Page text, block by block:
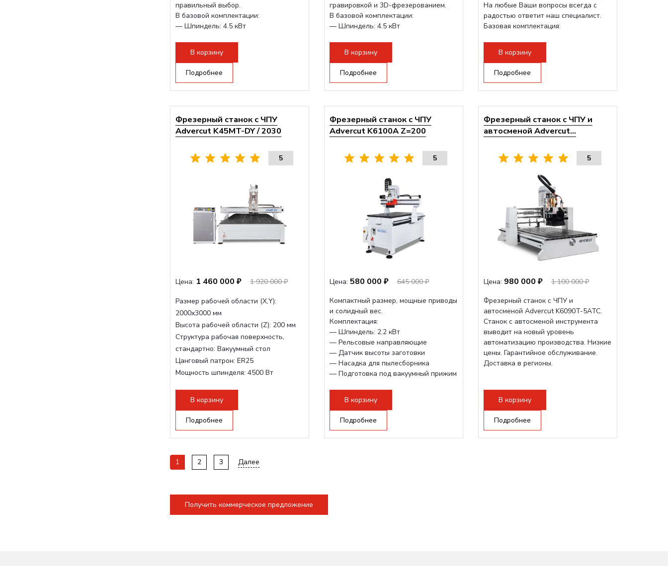
правильный выбор.
В базовой комплектации:
— Шпиндель: 4.5 кВт
В корзину
Подробнее
гравировкой и 3D-фрезерованием.
В базовой комплектации:
— Шпиндель: 4.5 кВт
В корзину
Подробнее
На любые Ваши вопросы всегда с
радостью ответит наш специалист.
Базовая комплектация:
В корзину
Подробнее
Фрезерный станок с ЧПУ
Advercut K45MT-DY / 2030
5
Цена: 1 460 000 ₽ 1 920 000 ₽
Размер рабочей области (Х,Y):
2000x3000 мм
Высота рабочей области (Z): 200 мм
Структура рабочая поверхность,
стандартно: Вакуумный стол
Цанговый патрон: ER25
Мощность шпинделя: 4500 Вт
Мощность инвертора:
В корзину
Подробнее
Фрезерный станок с ЧПУ
Advercut K6100A Z=200
5
Цена: 580 000 ₽
645 000 ₽
Компактный размер, мощные приводы
и солидный вес.
Комплектация:
— Шпиндель: 2.2 кВт
— Рельсовые направляющие
— Датчик высоты заготовки
— Насадка для пылесборника
— Подготовка под вакуумный прижим
В корзину
Подробнее
Фрезерный станок с ЧПУ и
автосменой Advercut...
5
Цена: 980 000 ₽
1 100 000 ₽
Фрезерный станок с ЧПУ и
автосменой Advercut K6090T-5ATC.
Станок с автосменой инструмента
выводит на новый уровень
автоматизацию производства. Низкие
цены. Гарантийное обслуживание.
Доставка в регионы.
В корзину
Подробнее
1 2 3 Далее
Получить коммерческое предложение